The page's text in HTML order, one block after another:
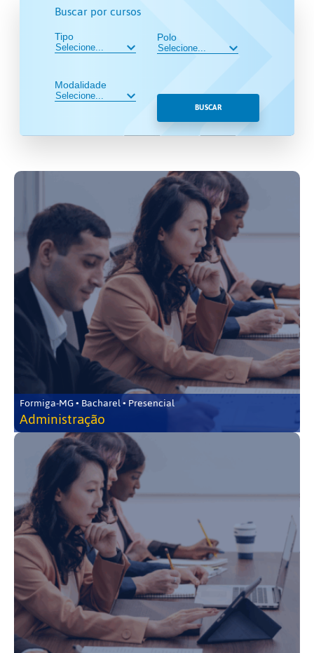
Buscar por cursos
Tipo
Modalidade
Polo
BUSCAR
Formiga-MG • Bacharel • Presencial
Administração